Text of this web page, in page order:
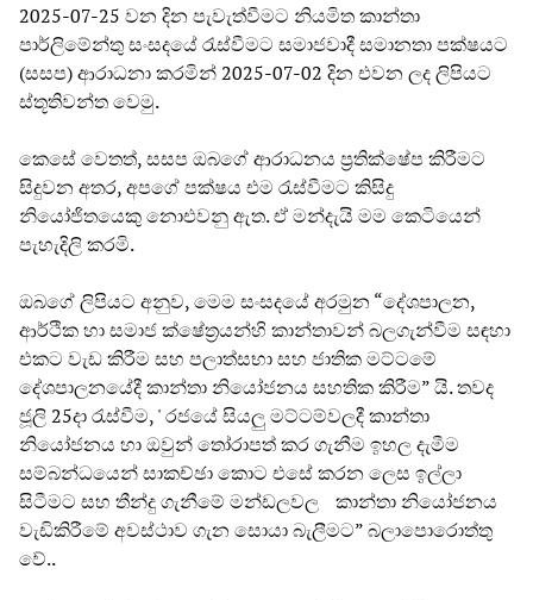
2025-07-25 වන දින පැවැත්වීමට නියමිත කාන්තා
පාර්ලිමේන්තු සංසදයේ රැස්වීමට සමාජවාදී සමානතා පක්ෂයට
(සසප) ආරාධනා කරමින් 2025-07-02 දින එවන ලද ලිපියට
ස්තූතිවන්ත වෙමු.
කෙසේ වෙතත්, සසප ඔබගේ ආරාධනය ප්‍රතික්ෂේප කිරීමට
සිදුවන අතර, අපගේ පක්ෂය එම රැස්වීමට කිසිදු
නියෝජිතයෙකු නොඑවනු ඇත. ඒ මන්දැයි මම කෙටියෙන්
පැහැදිලි කරමි.
ඔබගේ ලිපියට අනුව, මෙම සංසදයේ අරමුන “දේශපාලන,
ආර්ථික හා සමාජ ක්ෂේත්‍රයන්හි කාන්තාවන් බලගැන්වීම සඳහා
එකට වැඩ කිරීම සහ පලාත්සභා සහ ජාතික මට්ටමේ
දේශපාලනයේදී කාන්තා නියෝජනය සහතික කිරීම” යි. තවද
ජූලි 25දා රැස්වීම, ' රජයේ සියලු මට්ටම්වලදී කාන්තා
නියෝජනය හා ඔවුන් තෝරාපත් කර ගැනීම ඉහල දැමීම
සම්බන්ධයෙන් සාකච්ඡා කොට එසේ කරන ලෙස ඉල්ලා
සිටීමට සහ තීන්දු ගැනීමේ මන්ඩලවල කාන්තා නියෝජනය
වැඩිකිරීමේ අවස්ථාව ගැන සොයා බැලීමට” බලාපොරොත්තු
වේ..